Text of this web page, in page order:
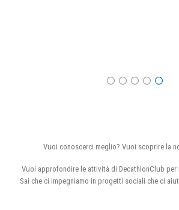
Vuoi conoscerci meglio? Vuoi scoprire la
Vuoi approfondire le attività di DecathlonClub
Sai che ci impegniamo in progetti sociali che ci